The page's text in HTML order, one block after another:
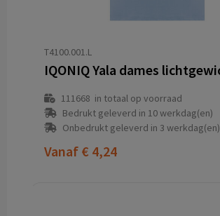
T4100.001.L
111668 in totaal op voorraad
Bedrukt geleverd in 10 werkdag(en)
Onbedrukt geleverd in 3 werkdag(en)
Vanaf € 4,24